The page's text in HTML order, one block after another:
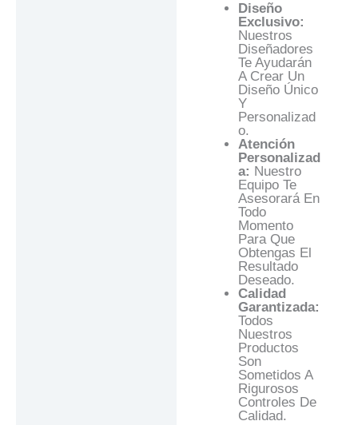
Diseño
Exclusivo:
Nuestros
Diseñadores
Te Ayudarán
A Crear Un
Diseño Único
Y
Personalizad
O.
Atención
Personalizad
A: Nuestro
Equipo Te
Asesorará En
Todo
Momento
Para Que
Obtengas El
Resultado
Deseado.
Calidad
Garantizada:
Todos
Nuestros
Productos
Son
Sometidos A
Rigurosos
Controles De
Calidad.